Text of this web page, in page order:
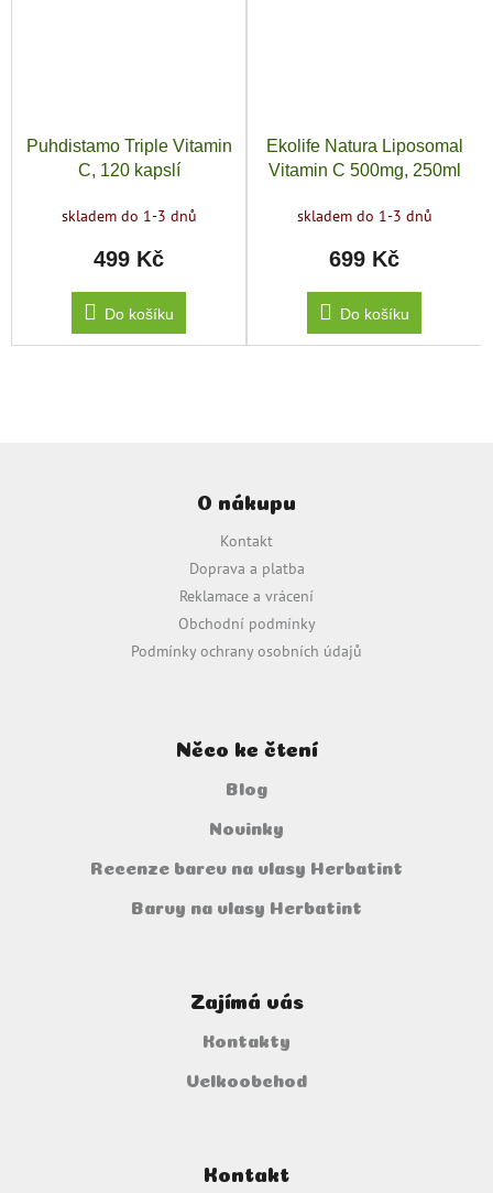
Puhdistamo Triple Vitamin
C, 120 kapslí
skladem do 1-3 dnů
499 Kč
Do košíku
Ekolife Natura Liposomal
Vitamin C 500mg, 250ml
vitamín C)
skladem do 1-3 dnů
699 Kč
Do košíku
O nákupu
Kontakt
Doprava a platba
Reklamace a vrácení
Obchodní podmínky
Podmínky ochrany osobních údajů
Něco ke čtení
Blog
Novinky
Recenze barev na vlasy Herbatint
Barvy na vlasy Herbatint
Zajímá vás
Kontakty
Velkoobchod
Kontakt